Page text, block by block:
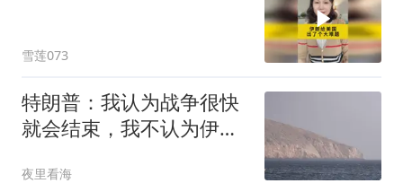
雪莲073
特朗普：我认为战争很快
就会结束，我不认为伊朗
夜里看海